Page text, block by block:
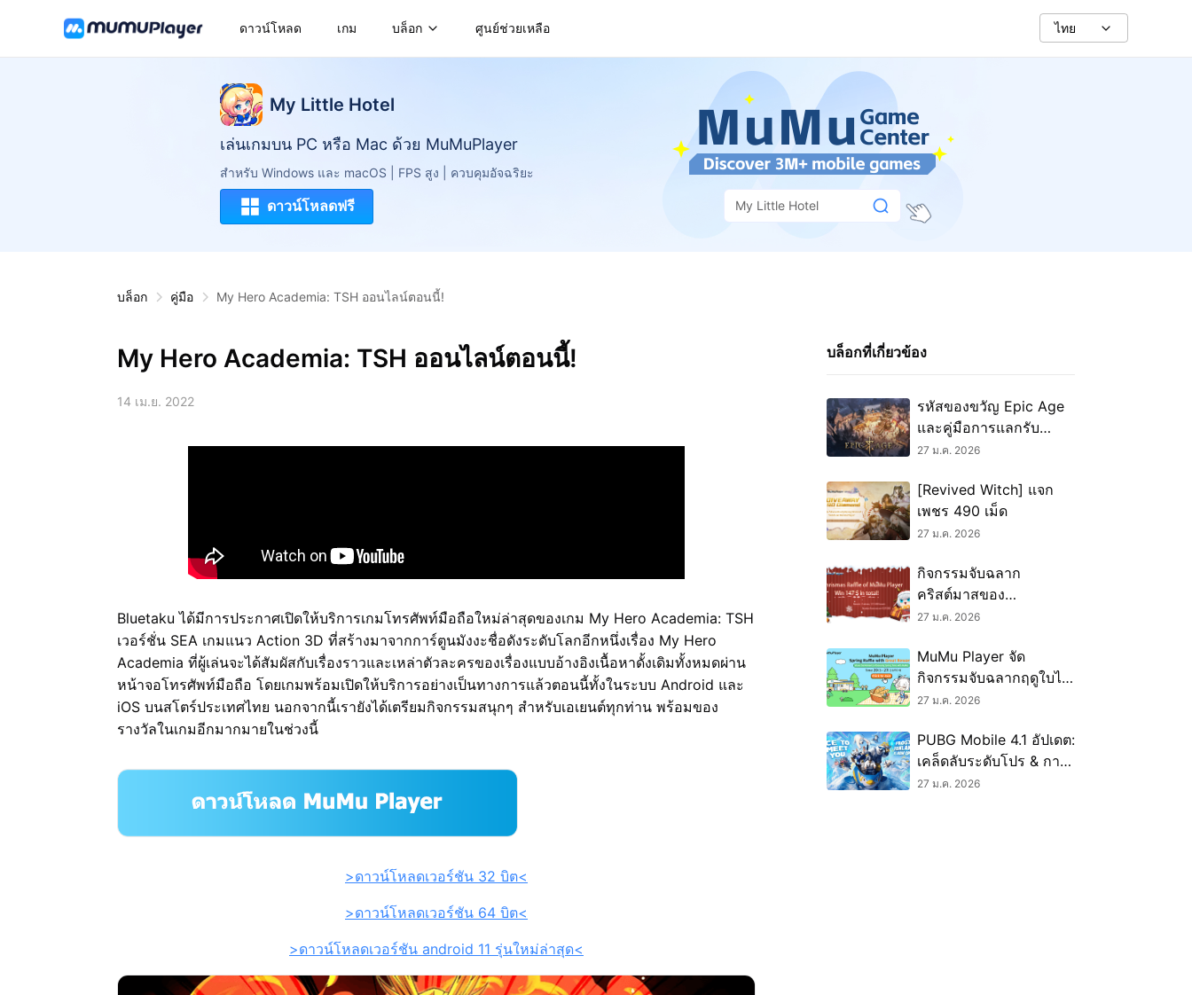
ดาวน์โหลด เกม บล็อก ศูนย์ช่วยเหลือ ไทย
My Little Hotel
เล่นเกมบน PC หรือ Mac ด้วย MuMuPlayer
สำหรับ Windows และ macOS | FPS สูง | ควบคุมอัจฉริยะ
ดาวน์โหลดฟรี My Little Hotel
บล็อก คู่มือ My Hero Academia: TSH ออนไลน์ตอนนี้!
My Hero Academia: TSH ออนไลน์ตอนนี้!
14 เม.ย. 2022
Bluetaku ได้มีการประกาศเปิดให้บริการเกมโทรศัพท์มือถือใหม่ล่าสุดของเกม My Hero Academia: TSH
เวอร์ชั่น SEA เกมแนว Action 3D ที่สร้างมาจากการ์ตูนมังงะชื่อดังระดับโลกอีกหนึ่งเรื่อง My Hero
Academia ที่ผู้เล่นจะได้สัมผัสกับเรื่องราวและเหล่าตัวละครของเรื่องแบบอ้างอิงเนื้อหาดั้งเดิมทั้งหมดผ่าน
หน้าจอโทรศัพท์มือถือ โดยเกมพร้อมเปิดให้บริการอย่างเป็นทางการแล้วตอนนี้ทั้งในระบบ Android และ
iOS บนสโตร์ประเทศไทย นอกจากนี้เรายังได้เตรียมกิจกรรมสนุกๆ สำหรับเอเยนต์ทุกท่าน พร้อมของ
รางวัลในเกมอีกมากมายในช่วงนี้
>ดาวน์โหลดเวอร์ชัน 32 บิต<
>ดาวน์โหลดเวอร์ชัน 64 บิต<
>ดาวน์โหลดเวอร์ชัน android 11 รุ่นใหม่ล่าสุด<
บล็อกที่เกี่ยวข้อง
รหัสของขวัญ Epic Age
และคู่มือการแลกรับ
(มกราคม 2026)
27 ม.ค. 2026
[Revived Witch] แจก
เพชร 490 เม็ด
27 ม.ค. 2026
กิจกรรมจับฉลาก
คริสต์มาสของ
MuMuPlayer เริ่มขึ้น
27 ม.ค. 2026
MuMu Player จัด
กิจกรรมจับฉลากฤดูใบไม้
ผลิพร้อมของรางวัลสุด
27 ม.ค. 2026
PUBG Mobile 4.1 อัปเดต:
เคล็ดลับระดับโปร & การ
เปลี่ยนแปลงสำคัญ
27 ม.ค. 2026